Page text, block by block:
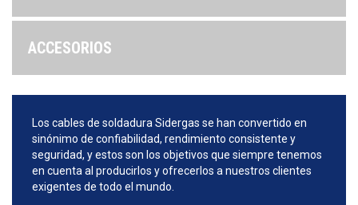
ACCESORIOS
Los cables de soldadura Sidergas se han convertido en
sinónimo de confiabilidad, rendimiento consistente y
seguridad, y estos son los objetivos que siempre tenemos
en cuenta al producirlos y ofrecerlos a nuestros clientes
exigentes de todo el mundo.